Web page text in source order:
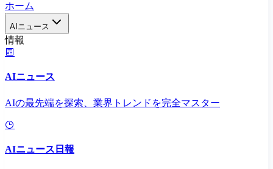
ホーム
AIニュース
情報
AIニュース
AIの最先端を探索、業界トレンドを完全マスター
AIニュース日報